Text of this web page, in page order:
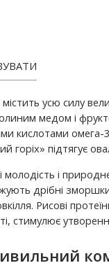
усю силу
медом і
кислотами омега-
горіх»
і
дрібні
Рисові
стимулює